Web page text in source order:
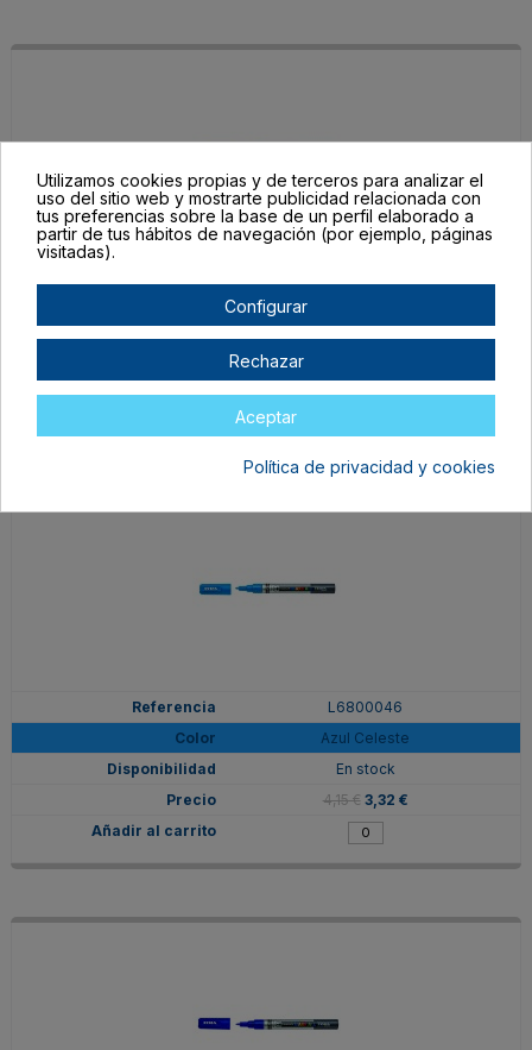
L6800046
Azul Celeste
En stock
4,15 € 3,32 €
Utilizamos cookies propias y de terceros para analizar el
uso del sitio web y mostrarte publicidad relacionada con
tus preferencias sobre la base de un perfil elaborado a
partir de tus hábitos de navegación (por ejemplo, páginas
visitadas).
Configurar
Rechazar
Aceptar
Política de privacidad y cookies